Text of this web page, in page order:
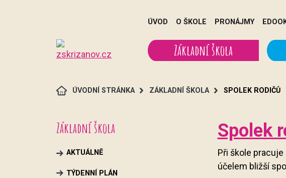
ÚVOD O ŠKOLE PRONÁJMY
Základní škola
ÚVODNÍ STRÁNKA ZÁKLADNÍ ŠKOLA SPOLEK RODIČŮ
Spolek
Při škole
účelem bližší
Základní škola
AKTUÁLNĚ
TÝDENNÍ PLÁN